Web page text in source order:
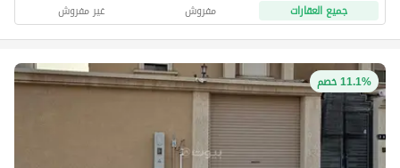
جميع العقارات مفروش غير مفروش
11.1% خصم